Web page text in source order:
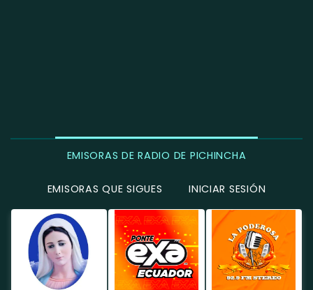
EMISORAS DE RADIO DE PICHINCHA
EMISORAS QUE SIGUES INICIAR SESIÓN